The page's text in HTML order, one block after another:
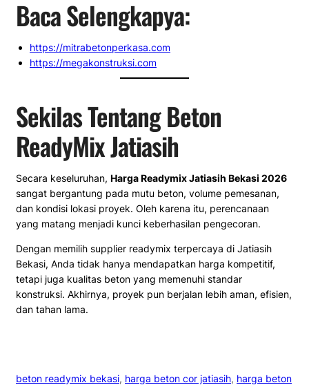
Baca Selengkapya:
https://mitrabetonperkasa.com
https://megakonstruksi.com
Sekilas Tentang Beton
ReadyMix Jatiasih
Secara keseluruhan, Harga Readymix Jatiasih Bekasi 2026
sangat bergantung pada mutu beton, volume pemesanan,
dan kondisi lokasi proyek. Oleh karena itu, perencanaan
yang matang menjadi kunci keberhasilan pengecoran.
Dengan memilih supplier readymix terpercaya di Jatiasih
Bekasi, Anda tidak hanya mendapatkan harga kompetitif,
tetapi juga kualitas beton yang memenuhi standar
konstruksi. Akhirnya, proyek pun berjalan lebih aman, efisien,
dan tahan lama.
beton readymix bekasi, harga beton cor jatiasih, harga beton